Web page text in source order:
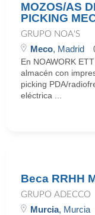
MOZOS/AS
PICKING
GRUPO NOA'S
Meco, Madrid
En NOAWORK
almacén con
picking PDA/
eléctrica ...
Beca RRHH
GRUPO ADECCO
Murcia, Murcia